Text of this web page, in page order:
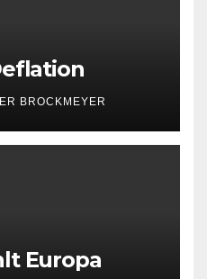
BROCKMEYER
Europa